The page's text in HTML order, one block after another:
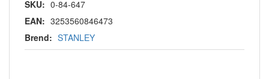
SKU: 0-84-647
EAN: 3253560846473
Brend: STANLEY